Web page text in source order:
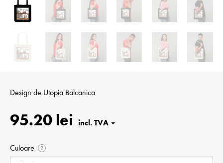
Design de Utopia Balcanica
95.20 lei
Culoare ?